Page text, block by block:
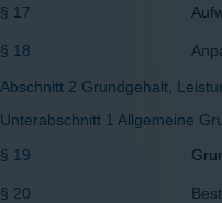
§ 17
§ 18
Abschnitt 2 Grundgehalt,
Unterabschnitt 1 Allgemeine
§ 19
§ 20